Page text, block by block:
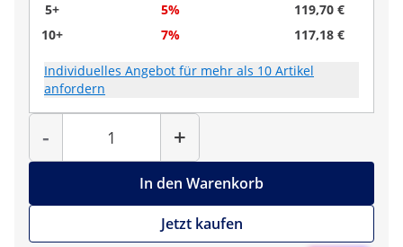
5+
5%
119,70 €
10+
7% 117,18 €
Individuelles Angebot für mehr als 10 Artikel
anfordern
-
Menge
+
In den Warenkorb
Jetzt kaufen